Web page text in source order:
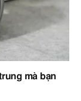
mà bạn